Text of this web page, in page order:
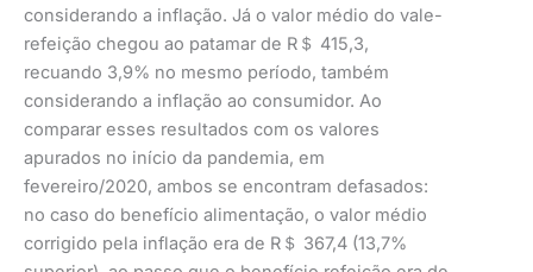
considerando a inflação. Já o valor médio do vale-
refeição chegou ao patamar de R＄ 415,3,
recuando 3,9% no mesmo período, também
considerando a inflação ao consumidor. Ao
comparar esses resultados com os valores
apurados no início da pandemia, em
fevereiro/2020, ambos se encontram defasados:
no caso do benefício alimentação, o valor médio
corrigido pela inflação era de R＄ 367,4 (13,7%